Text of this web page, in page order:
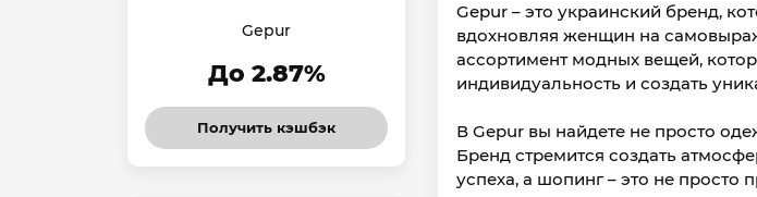
Gepur
До 2.87%
Получить кэшбэк
Gepur – это украинский бренд,
вдохновляя женщин на
ассортимент модных вещей,
индивидуальность и создать
В Gepur вы найдете не просто
Бренд стремится создать
успеха, а шопинг – это не просто